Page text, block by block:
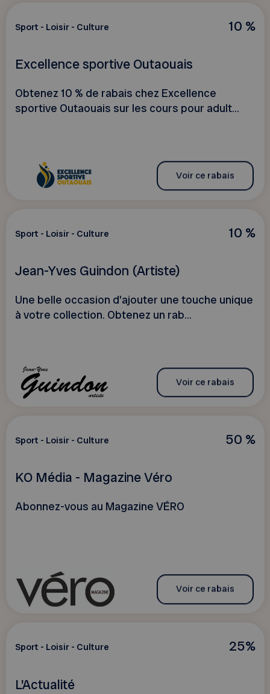
10 %
Sport - Loisir - Culture
Excellence sportive Outaouais
Obtenez 10 % de rabais chez Excellence
sportive Outaouais sur les cours pour adult...
Voir ce rabais
10 %
Sport - Loisir - Culture
Jean-Yves Guindon (Artiste)
Une belle occasion d'ajouter une touche unique
à votre collection. Obtenez un rab...
Voir ce rabais
50 %
Sport - Loisir - Culture
KO Média - Magazine Véro
Abonnez-vous au Magazine VÉRO
Voir ce rabais
25%
Sport - Loisir - Culture
L'Actualité